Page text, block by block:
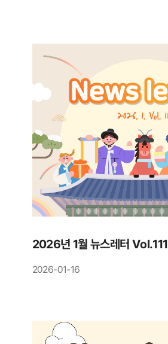
2026년 1월 뉴스레터 Vol.111
2026-01-16